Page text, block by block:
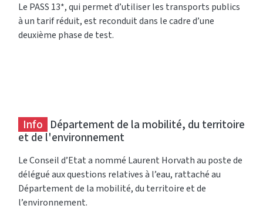
Le PASS 13*, qui permet d’utiliser les transports publics
à un tarif réduit, est reconduit dans le cadre d’une
deuxième phase de test.
Info Département de la mobilité, du territoire
et de l'environnement
Le Conseil d’Etat a nommé Laurent Horvath au poste de
délégué aux questions relatives à l’eau, rattaché au
Département de la mobilité, du territoire et de
l’environnement.